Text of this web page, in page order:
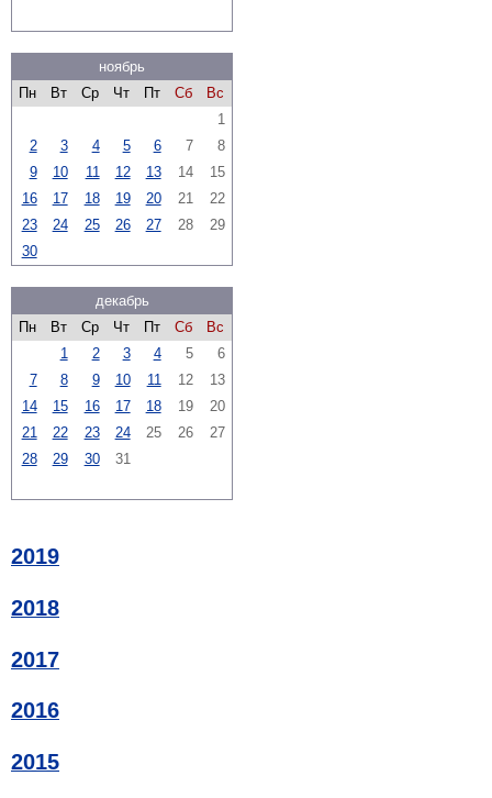
ноябрь
Пн
Вт Ср Чт Пт Сб
Вс
1
2
3 4 5 6 7
8
9
10 11 12 13 14
15
16
17 18 19 20 21
22
23
24 25 26 27 28
29
30
декабрь
Пн
Вт Ср Чт Пт Сб
Вс
1
2 3 4 5
6
7
8 9 10 11 12
13
14
15 16 17 18 19
20
21
22 23 24 25 26
27
28
29 30 31
2019
2018
2017
2016
2015